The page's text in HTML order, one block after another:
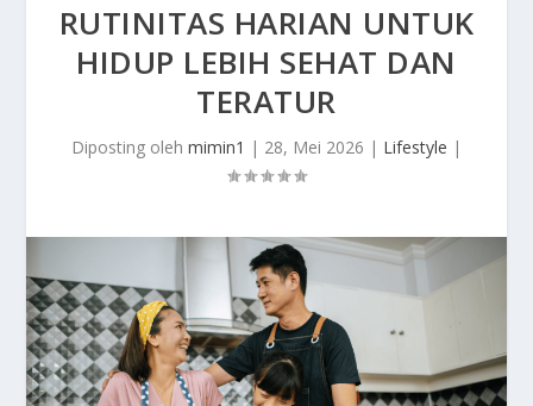
RUTINITAS HARIAN UNTUK
HIDUP LEBIH SEHAT DAN
TERATUR
Diposting oleh mimin1 | 28, Mei 2026 | Lifestyle |